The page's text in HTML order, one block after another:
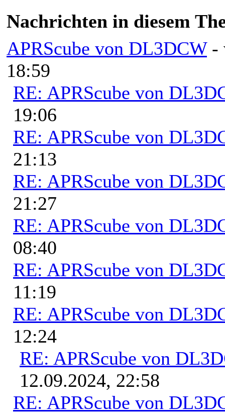
Nachrichten in diesem
APRScube von DL3DCW -
18:59
RE: APRScube von
19:06
RE: APRScube von
21:13
RE: APRScube von
21:27
RE: APRScube von
08:40
RE: APRScube von
11:19
RE: APRScube von
12:24
RE: APRScube von
12.09.2024, 22:58
RE: APRScube von